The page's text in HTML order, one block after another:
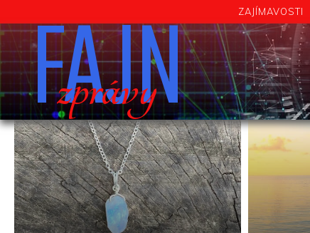
ZAJÍMAVOSTI
FAJN
zprávy